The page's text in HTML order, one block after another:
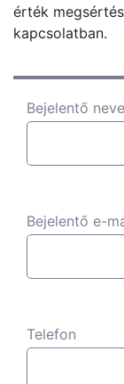
érték
kapcsolatban.
Bejelentő neve
Bejelentő e-
Telefon